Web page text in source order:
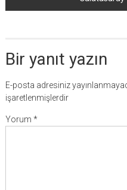
Bir yanıt yazın
E-posta adresiniz
işaretlenmişlerdir
Yorum *